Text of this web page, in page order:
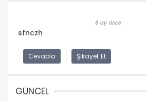
8 ay önce
sfnczh
Cevapla Şikayet Et
GÜNCEL